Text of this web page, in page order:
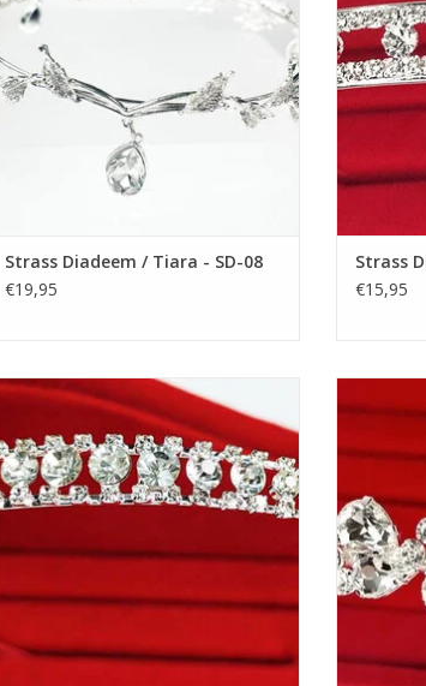
TOEVOEGEN AAN WINKELWAGEN
Strass Diadeem / Tiara - SD-08
€19,95
Strass
€15,95
Prachtige Prinsesje Diadeem om een
Feestjurkje helemaal af te maken! De
Perfecte Accessoire voor een Meisjesjurk.
Nikkelvrij stalen Tiara / Kroon voor
Meisjes.
TOEVOEGEN AAN WINKELWAGEN
Perfecte